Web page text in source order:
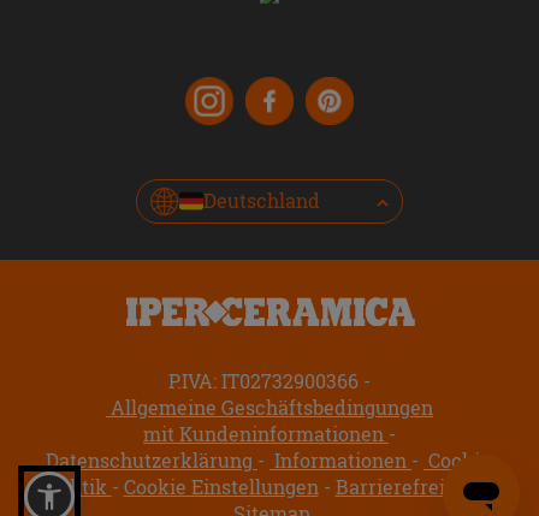
Deutschland
P.IVA: IT02732900366
Allgemeine Geschäftsbedingungen
mit Kundeninformationen
Datenschutzerklärung
Informationen
Cookie-
Politik
Cookie Einstellungen
Barrierefreiheit